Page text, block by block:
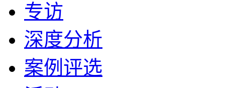
专访
深度分析
案例评选